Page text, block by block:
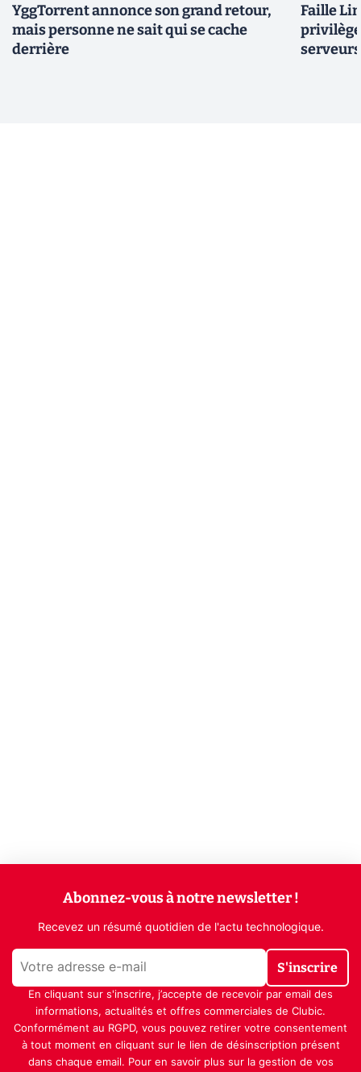
YggTorrent annonce son grand retour,
mais personne ne sait qui se cache
derrière
Faille
Abonnez-vous à notre newsletter !
Recevez un résumé quotidien de l'actu technologique.
S'inscrire
En cliquant sur s'inscrire, j’accepte de recevoir par email des
informations, actualités et offres commerciales de Clubic.
Conformément au RGPD, vous pouvez retirer votre consentement
à tout moment en cliquant sur le lien de désinscription présent
dans chaque email. Pour en savoir plus sur la gestion de vos